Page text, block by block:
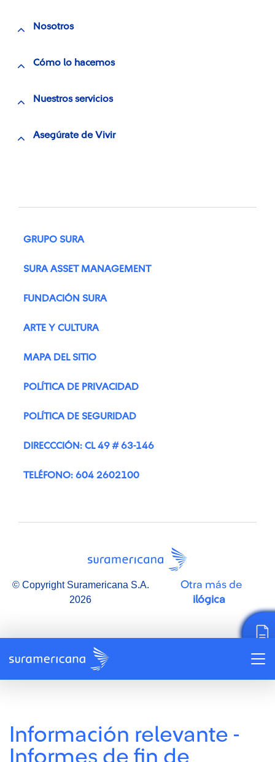
Nosotros
Cómo lo hacemos
Nuestros servicios
Asegúrate de Vivir
GRUPO SURA
SURA ASSET MANAGEMENT
FUNDACIÓN SURA
ARTE Y CULTURA
MAPA DEL SITIO
POLÍTICA DE PRIVACIDAD
POLÍTICA DE SEGURIDAD
DIRECCCIÓN: CL 49 # 63-146
TELÉFONO: 604 2602100
© Copyright Suramericana S.A.
2026
Otra más de
ilógica
Información relevante -
Informes de fin de